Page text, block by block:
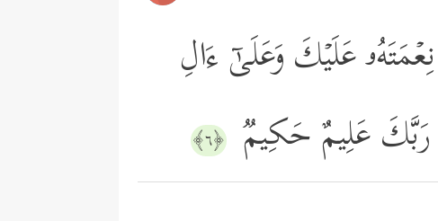
عَلَیۡكَ وَعَلَىٰۤ ءَالِ
رَبَّكَ عَلِیمٌ حَكِیمࣱ ﴿٦﴾